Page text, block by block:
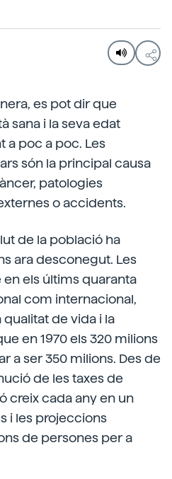
es pot dir que
sana i la seva edat
a poc a poc. Les
són la principal causa
patologies
o accidents.
de la població ha
ara desconegut. Les
els últims quaranta
com internacional,
de vida i la
en 1970 els 320 milions
a ser 350 milions. Des de
de les taxes de
creix cada any en un
i les projeccions
de persones per a